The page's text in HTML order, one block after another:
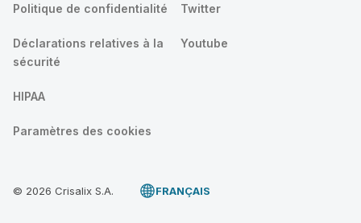
Politique de confidentialité
Déclarations relatives à la
sécurité
HIPAA
Paramètres des cookies
Twitter
Youtube
© 2026 Crisalix S.A. FRANÇAIS